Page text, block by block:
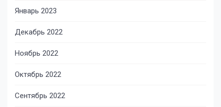
Январь 2023
Декабрь 2022
Ноябрь 2022
Октябрь 2022
Сентябрь 2022